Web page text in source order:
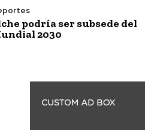
podría ser subsede del
2030